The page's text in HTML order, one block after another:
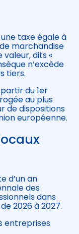
taxe égale à
marchandise
valeur, dits «
n’excède
tiers.
du 1er
au plus
de dispositions
européenne.
d’un an
des
dans
2026 à 2027.
entreprises